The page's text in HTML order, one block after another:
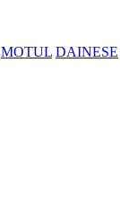
MOTUL DAINESE